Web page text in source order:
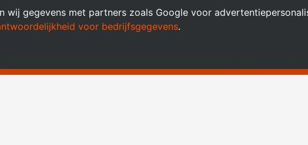
wij gegevens met partners zoals Google voor
voor bedrijfsgegevens.